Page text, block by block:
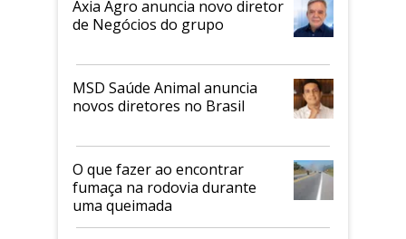
Axia Agro anuncia novo diretor
de Negócios do grupo
MSD Saúde Animal anuncia
novos diretores no Brasil
O que fazer ao encontrar
fumaça na rodovia durante
uma queimada